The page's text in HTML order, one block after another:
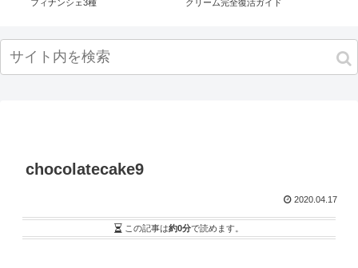
フィナンシェ3種
クリーム完全復活ガイド
chocolatecake9
2020.04.17
この記事は約0分で読めます。